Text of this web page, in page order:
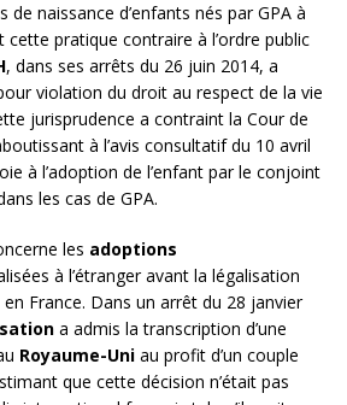
naissance d’enfants nés par GPA à
cette pratique contraire à l’ordre public
, dans ses arrêts du 26 juin 2014, a
violation du droit au respect de la vie
jurisprudence a contraint la Cour de
à l’avis consultatif du 10 avril
à l’adoption de l’enfant par le conjoint
les cas de GPA.
les adoptions
à l’étranger avant la légalisation
France. Dans un arrêt du 28 janvier
a admis la transcription d’une
Royaume-Uni au profit d’un couple
que cette décision n’était pas